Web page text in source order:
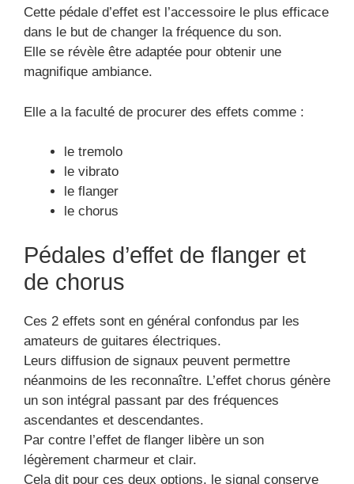
Cette pédale d’effet est l’accessoire le plus efficace
dans le but de changer la fréquence du son.
Elle se révèle être adaptée pour obtenir une
magnifique ambiance.
Elle a la faculté de procurer des effets comme :
le tremolo
le vibrato
le flanger
le chorus
Pédales d’effet de flanger et
de chorus
Ces 2 effets sont en général confondus par les
amateurs de guitares électriques.
Leurs diffusion de signaux peuvent permettre
néanmoins de les reconnaître. L’effet chorus génère
un son intégral passant par des fréquences
ascendantes et descendantes.
Par contre l’effet de flanger libère un son
légèrement charmeur et clair.
Cela dit pour ces deux options, le signal conserve